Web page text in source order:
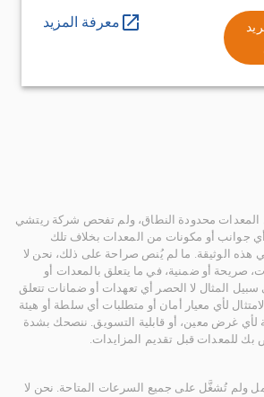
معرفة المزيد
المعدات محدودة النطاق، ولم تفحص شركة ريتشي
أي جوانب أو مكونات من المعدات بخلاف تلك
هذه الوثيقة. ما لم يُنص صراحة على ذلك، نحن لا
صريحة أو ضمنية، في ما يتعلق بالمعدات أو
سبيل المثال لا الحصر أي تعهدات أو ضمانات تتعلق
لأي معيار أمان أو متطلبات أي سلطة أو هيئة
لأي غرض معين، أو قابلية التسويق. ننصحك بشدة
للمعدات قبل تقديم المزايدات.
ولم تُشغَّل على جميع السرعات المتاحة. نحن لا